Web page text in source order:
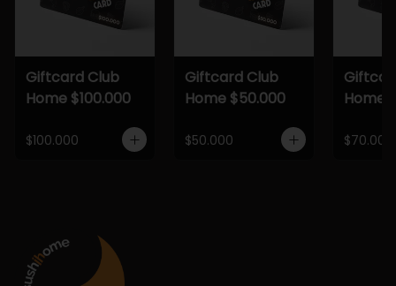
Giftcard Club
Home $100.000
$100.000
Giftcard Club
Home $50.000
$50.000
Home
$70.000